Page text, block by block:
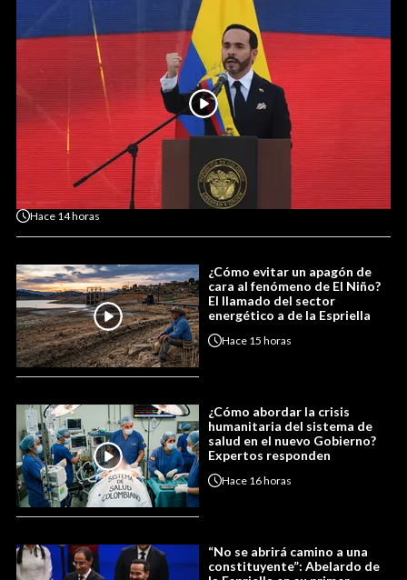
Hace 14 horas
¿Cómo evitar un apagón de
cara al fenómeno de El Niño?
El llamado del sector
energético a de la Espriella
Hace 15 horas
¿Cómo abordar la crisis
humanitaria del sistema de
salud en el nuevo Gobierno?
Expertos responden
Hace 16 horas
“No se abrirá camino a una
constituyente”: Abelardo de